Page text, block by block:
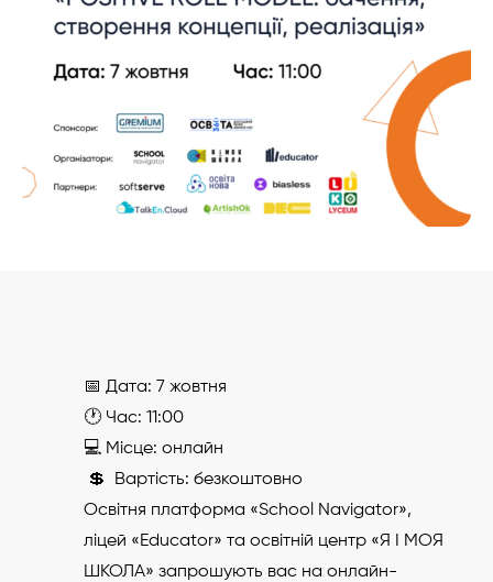
📅 Дата: 7 жовтня
🕐 Час: 11:00
💻 Місце: онлайн
💲 Вартість: безкоштовно
Освітня платформа «School Navigator»,
ліцей «Educator» та освітній центр «Я І МОЯ
ШКОЛА» запрошують вас на онлайн-